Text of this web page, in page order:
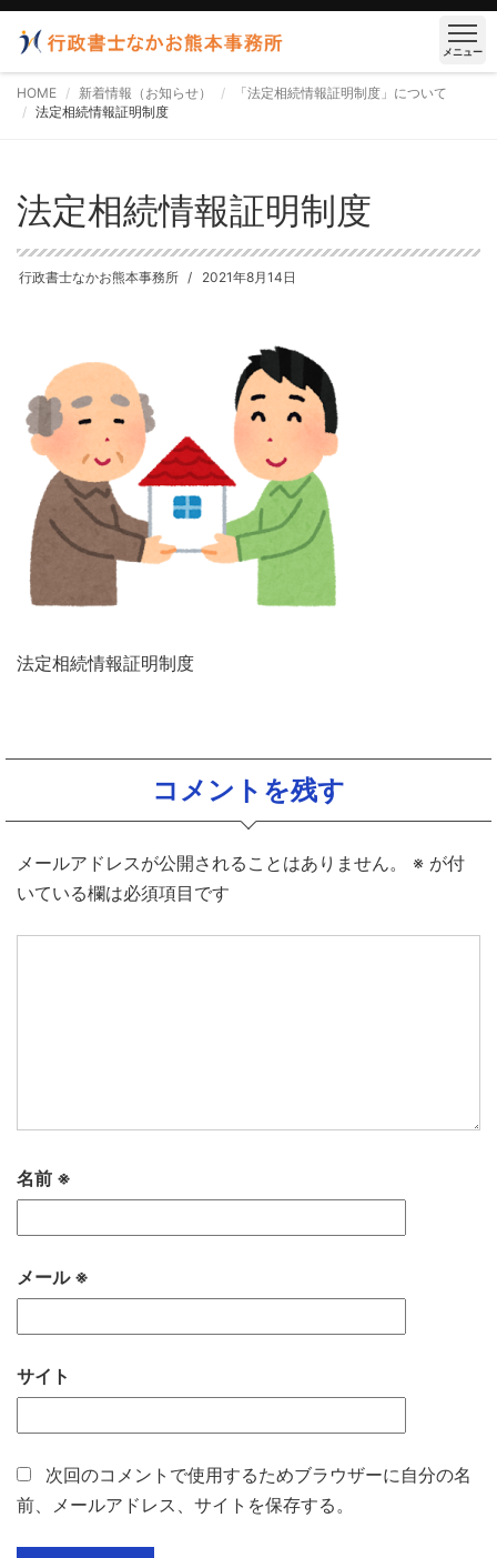
メニュー
HOME 新着情報（お知らせ）
「法定相続情報証明制度」について
法定相続情報証明制度
法定相続情報証明制度
行政書士なかお熊本事務所 2021年8月14日
法定相続情報証明制度
コメントを残す
メールアドレスが公開されることはありません。 ※ が付
いている欄は必須項目です
名前 ※
メール ※
サイト
次回のコメントで使用するためブラウザーに自分の名
前、メールアドレス、サイトを保存する。